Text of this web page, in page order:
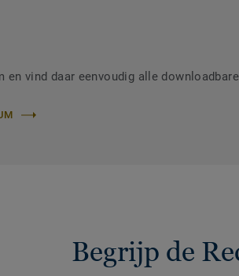
en vind daar eenvoudig alle
Begrijp de